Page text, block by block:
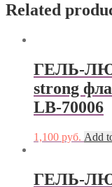
Related
ГЕЛЬ-
strong
LB-70006
1,100 руб. Add
ГЕЛЬ-